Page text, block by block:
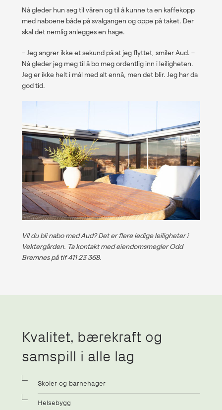
Nå gleder hun seg til våren og til å kunne ta en kaffekopp
med naboene både på svalgangen og oppe på taket. Der
skal det nemlig anlegges en hage.
– Jeg angrer ikke et sekund på at jeg flyttet, smiler Aud. –
Nå gleder jeg meg til å bo meg ordentlig inn i leiligheten.
Jeg er ikke helt i mål med alt ennå, men det blir. Jeg har da
god tid.
Vil du bli nabo med Aud? Det er flere ledige leiligheter i
Vektergården. Ta kontakt med eiendomsmegler Odd
Bremnes på tlf 411 23 368.
Kvalitet, bærekraft og
samspill i alle lag
Skoler og barnehager
Helsebygg